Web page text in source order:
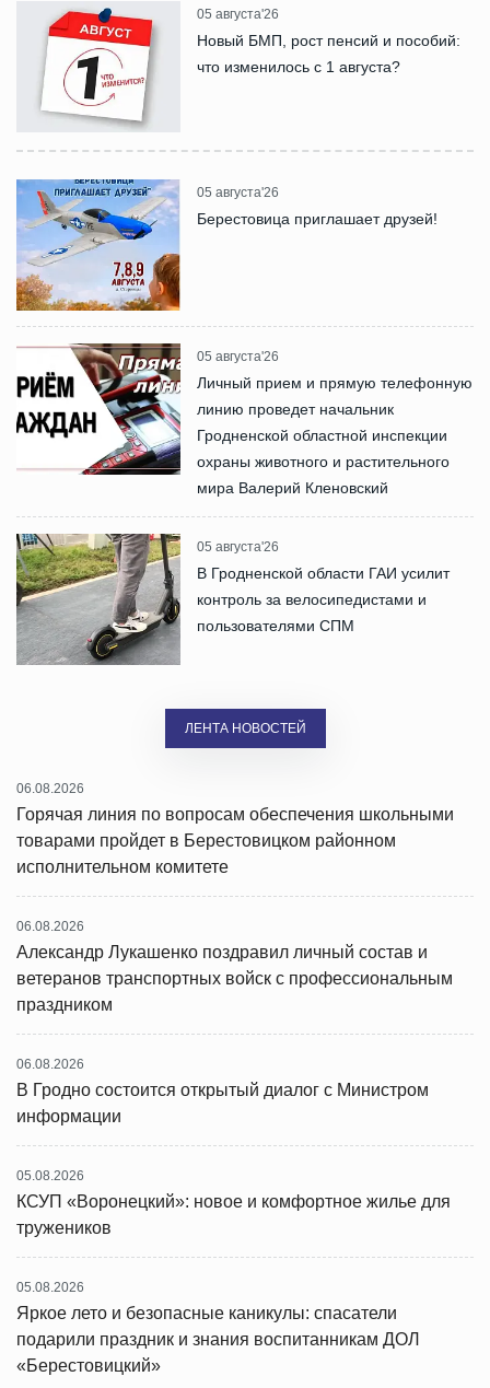
05 августа'26
Новый БМП, рост пенсий и пособий:
что изменилось с 1 августа?
05 августа'26
Берестовица приглашает друзей!
05 августа'26
Личный прием и прямую телефонную
линию проведет начальник
Гродненской областной инспекции
охраны животного и растительного
мира Валерий Кленовский
05 августа'26
В Гродненской области ГАИ усилит
контроль за велосипедистами и
пользователями СПМ
ЛЕНТА НОВОСТЕЙ
06.08.2026
Горячая линия по вопросам обеспечения школьными
товарами пройдет в Берестовицком районном
исполнительном комитете
06.08.2026
Александр Лукашенко поздравил личный состав и
ветеранов транспортных войск с профессиональным
праздником
06.08.2026
В Гродно состоится открытый диалог с Министром
информации
05.08.2026
КСУП «Воронецкий»: новое и комфортное жилье для
тружеников
05.08.2026
Яркое лето и безопасные каникулы: спасатели
подарили праздник и знания воспитанникам ДОЛ
«Берестовицкий»